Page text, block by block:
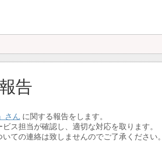
告
に関する報告をします。
ス担当が確認し、適切な対応を取ります。
ての連絡は致しませんのでご了承ください。